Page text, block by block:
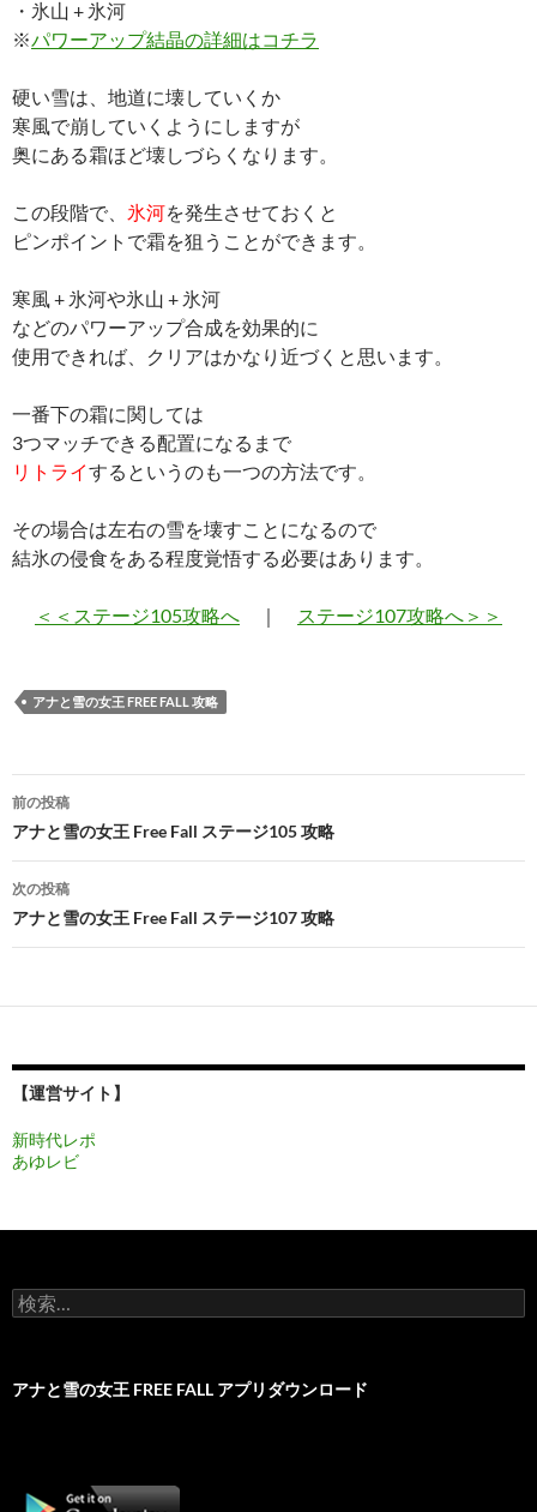
・氷山 + 氷河
※パワーアップ結晶の詳細はコチラ
硬い雪は、地道に壊していくか
寒風で崩していくようにしますが
奥にある霜ほど壊しづらくなります。
この段階で、 氷河を発生させておくと
ピンポイントで霜を狙うことができます。
寒風 + 氷河や氷山 + 氷河
などのパワーアップ合成を効果的に
使用できれば、クリアはかなり近づくと思います。
一番下の霜に関しては
3つマッチできる配置になるまで
リトライするというのも一つの方法です。
その場合は左右の雪を壊すことになるので
結氷の侵食をある程度覚悟する必要はあります。
＜＜ステージ105攻略へ ｜ ステージ107攻略へ＞＞
アナと雪の女王 FREE FALL 攻略
投
稿
ナ
ビ
ゲ
ー
ョ
ン
前の投稿
アナと雪の女王 Free Fall ステージ105 攻略
次の投稿
アナと雪の女王 Free Fall ステージ107 攻略
【運営サイト】
新時代レポ
あゆレビ
検
索:
アナと雪の女王 FREE FALL アプリダウンロード